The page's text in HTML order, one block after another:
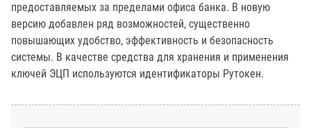
предоставляемых за пределами офиса банка. В новую
версию добавлен ряд возможностей, существенно
повышающих удобство, эффективность и безопасность
системы. В качестве средства для хранения и применения
ключей ЭЦП используются идентификаторы Рутокен.